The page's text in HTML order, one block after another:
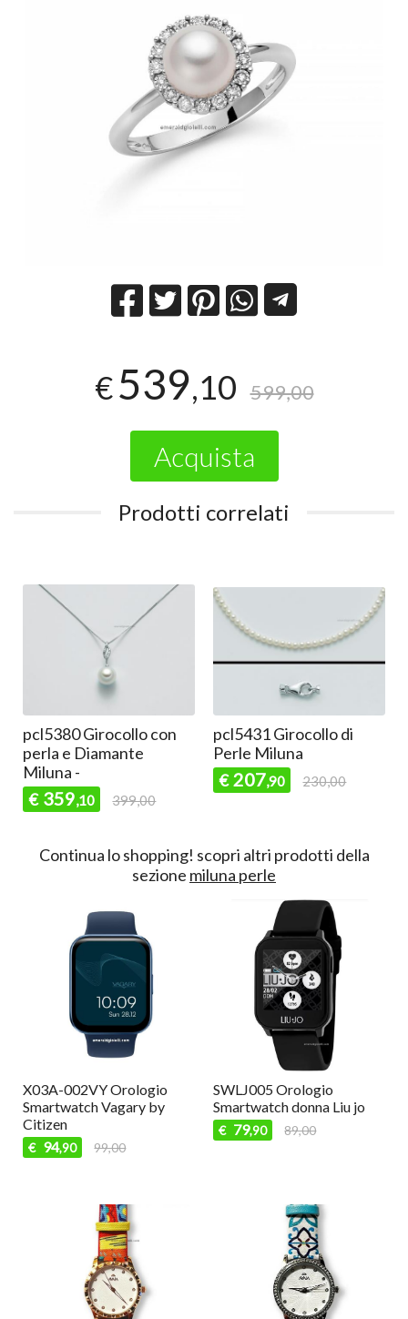
€539,10 599,00
Acquista
Prodotti correlati
pcl5380 Girocollo con
perla e Diamante
Miluna -
€ 359,10 399,00
pcl5431 Girocollo di
Perle Miluna
€ 207,90 230,00
Continua lo shopping! scopri altri prodotti della
sezione miluna perle
X03A-002VY Orologio
Smartwatch Vagary by
Citizen
€ 94,90 99,00
SWLJ005 Orologio
Smartwatch donna Liu jo
€ 79,90 89,00